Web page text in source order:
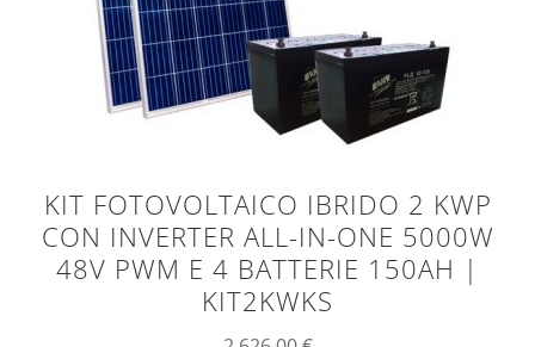
KIT FOTOVOLTAICO IBRIDO 2 KWP
CON INVERTER ALL-IN-ONE 5000W
48V PWM E 4 BATTERIE 150AH |
KIT2KWKS